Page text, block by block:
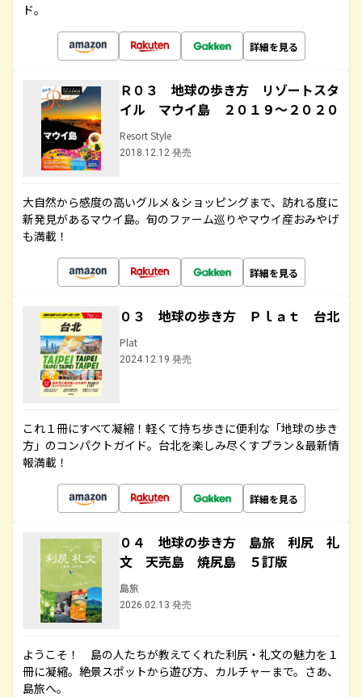
ド。
詳細を見る
Ｒ０３ 地球の歩き方 リゾートスタ
イル マウイ島 ２０１９～２０２０
Resort Style
2018.12.12 発売
大自然から感度の高いグルメ＆ショッピングまで、訪れる度に
新発見があるマウイ島。旬のファーム巡りやマウイ産おみやげ
も満載！
詳細を見る
０３ 地球の歩き方 Ｐｌａｔ 台北
Plat
2024.12.19 発売
これ１冊にすべて凝縮！軽くて持ち歩きに便利な「地球の歩き
方」のコンパクトガイド。台北を楽しみ尽くすプラン＆最新情
報満載！
詳細を見る
０４ 地球の歩き方 島旅 利尻 礼
文 天売島 焼尻島 ５訂版
島旅
2026.02.13 発売
ようこそ！ 島の人たちが教えてくれた利尻・礼文の魅力を１
冊に凝縮。絶景スポットから遊び方、カルチャーまで。さあ、
島旅へ。